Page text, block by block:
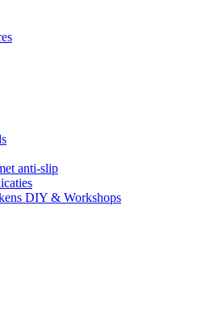
anti-slip
DIY & Workshops